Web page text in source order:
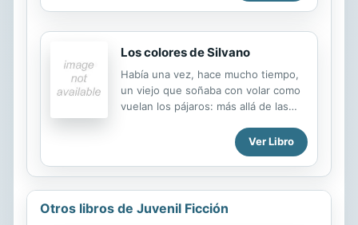
Los colores de Silvano
Había una vez, hace mucho tiempo,
un viejo que soñaba con volar como
vuelan los pájaros: más allá de las
extremo a otro... Volar tan alto que
fuera capaz de tocar el cielo con los
dedos. Esta es la historia de Silvano,
últimos años de su vida buscando un
sueño.
Ver Libro
Otros libros de Juvenil Ficción